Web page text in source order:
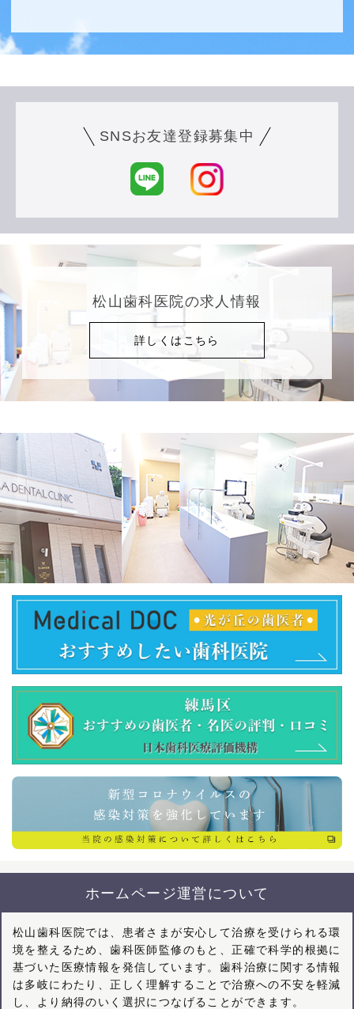
SNSお友達登録募集中
松山歯科医院の求人情報
詳しくはこちら
ホームページ運営について
松山歯科医院では、患者さまが安心して治療を受けられる環
境を整えるため、歯科医師監修のもと、正確で科学的根拠に
基づいた医療情報を発信しています。歯科治療に関する情報
は多岐にわたり、正しく理解することで治療への不安を軽減
し、より納得のいく選択につなげることができます。